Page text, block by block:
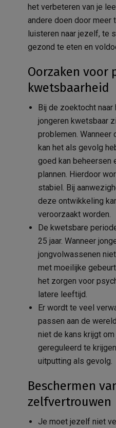
het verbeteren van je
andere doen door meer
luisteren naar jezelf, te
gezond te eten en
Oorzaken voor
kwetsbaarheid
Bij de zoektocht naar
jongeren kwetsbaar
problemen.
kan het als gevolg
goed kan beheersen
plannen. Hierdoor
stabiel. Bij
deze ontwikkeling
veroorzaakt worden.
De kwetsbare
25 jaar. Wanneer
jongvolwassenen
met moeilijke
het zorgen voor
latere leeftijd.
Er wordt te veel
passen aan de
niet de kans krijgt
gereguleerd te
uitputting als gevolg.
Beschermen
zelfvertrouwen
Je moet jezelf niet